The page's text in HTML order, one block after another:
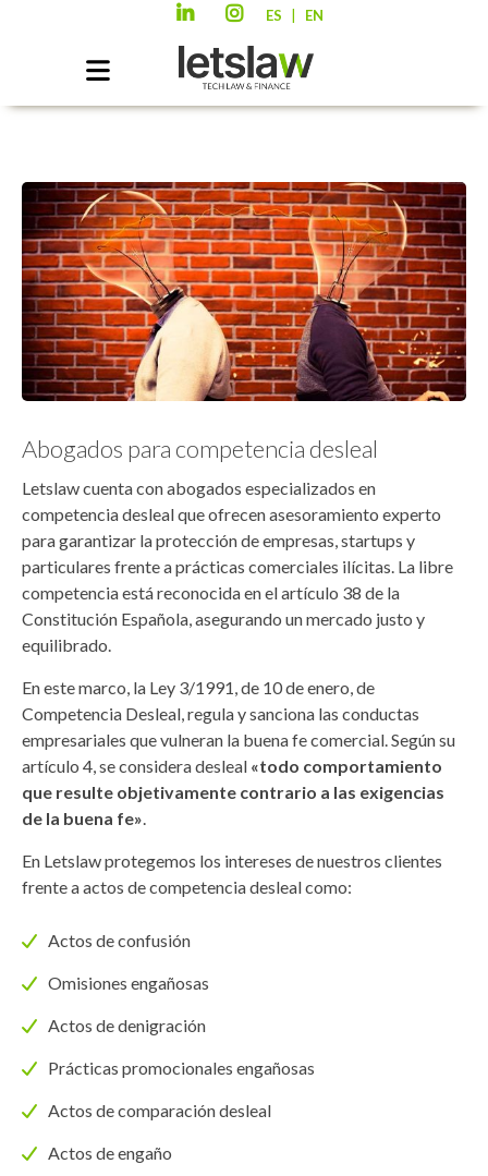
ES EN
Abogados para competencia desleal
Letslaw cuenta con abogados especializados en
competencia desleal que ofrecen asesoramiento experto
para garantizar la protección de empresas, startups y
particulares frente a prácticas comerciales ilícitas. La libre
competencia está reconocida en el artículo 38 de la
Constitución Española, asegurando un mercado justo y
equilibrado.
En este marco, la Ley 3/1991, de 10 de enero, de
Competencia Desleal, regula y sanciona las conductas
empresariales que vulneran la buena fe comercial. Según su
artículo 4, se considera desleal «todo comportamiento
que resulte objetivamente contrario a las exigencias
de la buena fe».
En Letslaw protegemos los intereses de nuestros clientes
frente a actos de competencia desleal como:
Actos de confusión
Omisiones engañosas
Actos de denigración
Prácticas promocionales engañosas
Actos de comparación desleal
Actos de engaño